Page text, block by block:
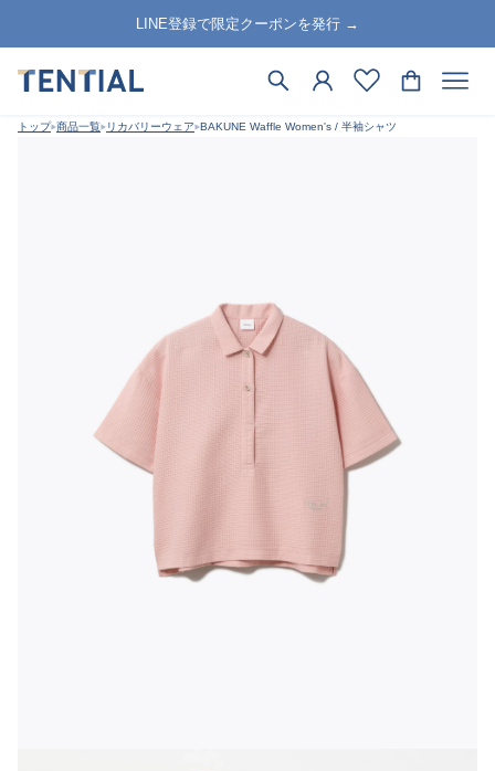
LINE登録で限定クーポンを発行 →
トップ 商品一覧 リカバリーウェア BAKUNE Waffle Women's / 半袖シャツ